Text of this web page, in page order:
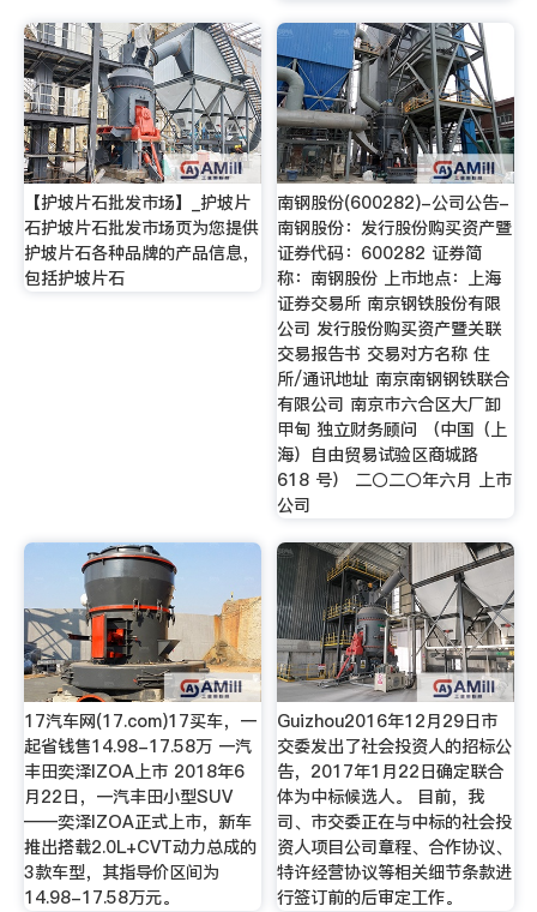
【护坡片石批发市场】_护坡片
石护坡片石批发市场页为您提供
护坡片石各种品牌的产品信息，
包括护坡片石
南钢股份(600282)-公司公告-
南钢股份：发行股份购买资产暨
证券代码：600282 证券简
称：南钢股份 上市地点：上海
证券交易所 南京钢铁股份有限
公司 发行股份购买资产暨关联
交易报告书 交易对方名称 住
所/通讯地址 南京南钢钢铁联合
有限公司 南京市六合区大厂卸
甲甸 独立财务顾问 （中国（上
海）自由贸易试验区商城路
618 号） 二〇二〇年六月 上市
公司
17汽车网(17.com)17买车，一
起省钱售14.98-17.58万 一汽
丰田奕泽IZOA上市 2018年6
月22日，一汽丰田小型SUV
——奕泽IZOA正式上市，新车
推出搭载2.0L+CVT动力总成的
3款车型，其指导价区间为
14.98-17.58万元。
Guizhou2016年12月29日市
交委发出了社会投资人的招标公
告，2017年1月22日确定联合
体为中标候选人。 目前，我
司、市交委正在与中标的社会投
资人项目公司章程、合作协议、
特许经营协议等相关细节条款进
行签订前的后审定工作。